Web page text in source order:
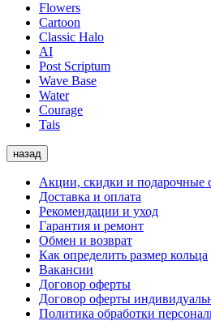
Flowers
Cartoon
Classic Halo
AI
Post Scriptum
Wave Base
Water
Courage
Tais
назад
Акции, скидки и подарочные
Доставка и оплата
Рекомендации и уход
Гарантия и ремонт
Обмен и возврат
Как определить размер кольца
Вакансии
Договор оферты
Договор оферты
Политика обработки